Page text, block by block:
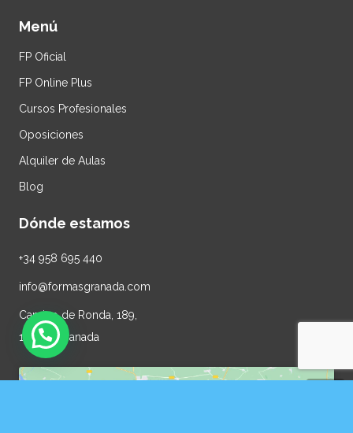
Menú
FP Oficial
FP Online Plus
Cursos Profesionales
Oposiciones
Alquiler de Aulas
Blog
Dónde estamos
+34 958 695 440
info@formasgranada.com
Camino de Ronda, 189,
18003, Granada